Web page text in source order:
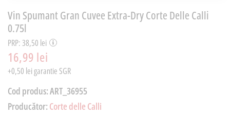
Vin Spumant Gran Cuvee Extra-Dry Corte Delle Calli
0.75l
PRP: 38,50 lei
16,99 lei
+0,50 lei garantie SGR
Cod produs:ART_36955
Producător: Corte delle Calli